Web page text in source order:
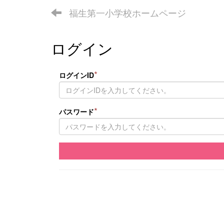
福生第一小学校ホームページ
ログイン
ログインID*
パスワード*